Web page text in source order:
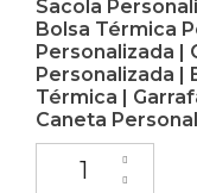
Sacola
Bolsa Térmica
Personalizada |
Personalizada |
Térmica |
Caneta